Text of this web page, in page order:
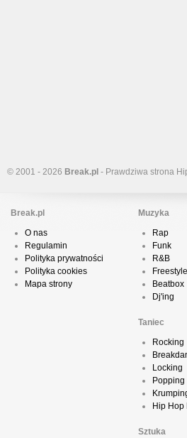
© 2001 - 2026 Break.pl - Prawdziwa strona
Break.pl
O nas
Regulamin
Polityka prywatności
Polityka cookies
Mapa strony
Muzyka
Rap
Funk
R&B
Freestyle
Beatbox
Dj'ing
Taniec
Rocking
Locking
Popping
Hip Hop
Sztuka